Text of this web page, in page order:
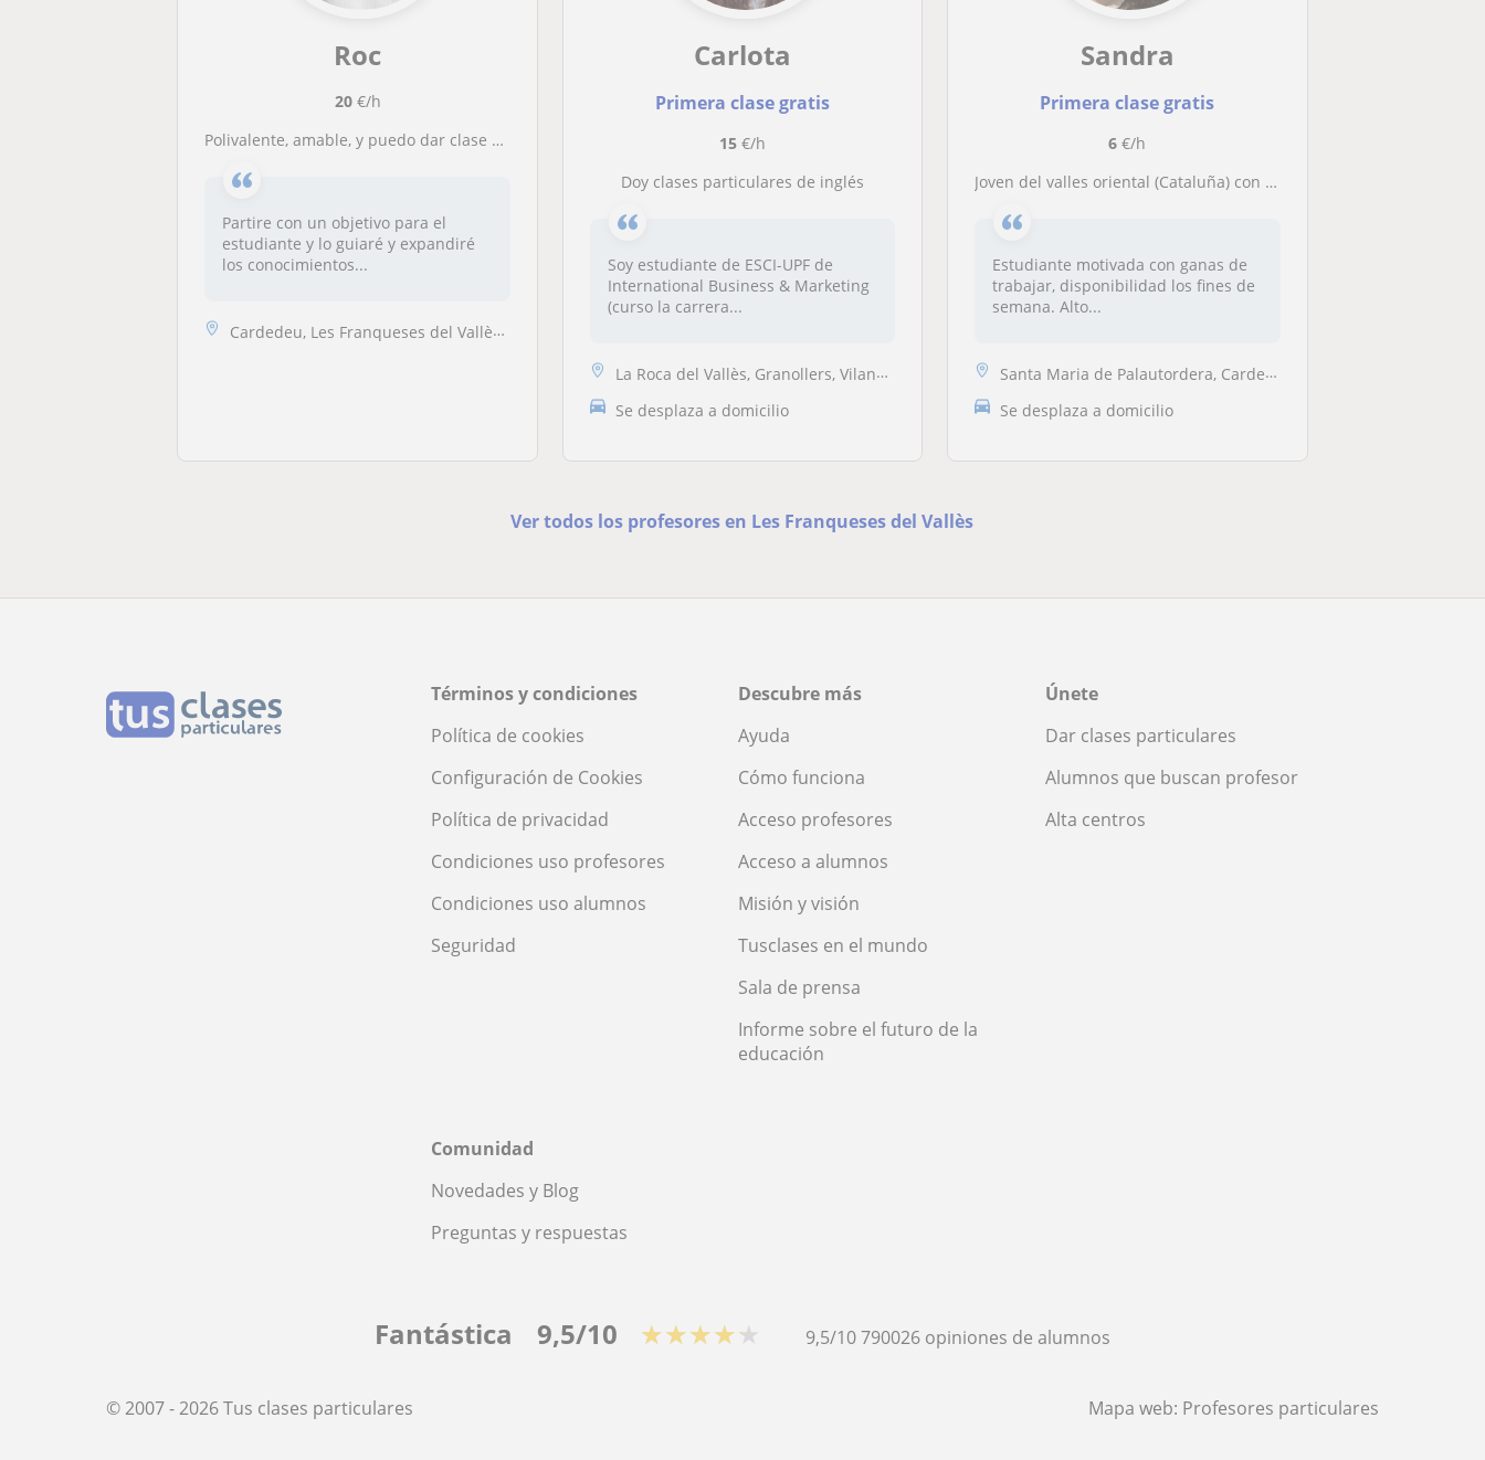
Roc
20€/h
Polivalente, amable, y puedo dar clase a niños de secundaria.
Partire con un objetivo para el
estudiante y lo guiaré y expandiré
los conocimientos...
Cardedeu, Les Franqueses del Vallès, Llinars del Vallès, Sant Antoni d...
Carlota
Primera clase gratis
15€/h
Doy clases particulares de inglés
Soy estudiante de ESCI-UPF de
International Business & Marketing
(curso la carrera...
La Roca del Vallès, Granollers, Vilanova del Vallès, Canovelles, Les F...
Se desplaza a domicilio
Sandra
Primera clase gratis
6 €/h
Joven del valles oriental (Cataluña) con nivel de inglés avanzado
Estudiante motivada con ganas de
trabajar, disponibilidad los fines de
semana. Alto...
Santa Maria de Palautordera, Cardedeu, Granollers, Les Franqueses del ...
Se desplaza a domicilio
Ver todos los profesores en Les Franqueses del Vallès
Términos y condiciones
Política de cookies
Configuración de Cookies
Política de privacidad
Condiciones uso profesores
Condiciones uso alumnos
Seguridad
Descubre más
Ayuda
Cómo funciona
Acceso profesores
Acceso a alumnos
Misión y visión
Tusclases en el mundo
Sala de prensa
Informe sobre el futuro de la
educación
Únete
Dar clases particulares
Alumnos que buscan profesor
Alta centros
Comunidad
Novedades y Blog
Preguntas y respuestas
Fantástica 9,5/10 ★★★★★ 9,5/10790026 opiniones de alumnos
© 2007 - 2026 Tus clases particulares Mapa web: Profesores particulares